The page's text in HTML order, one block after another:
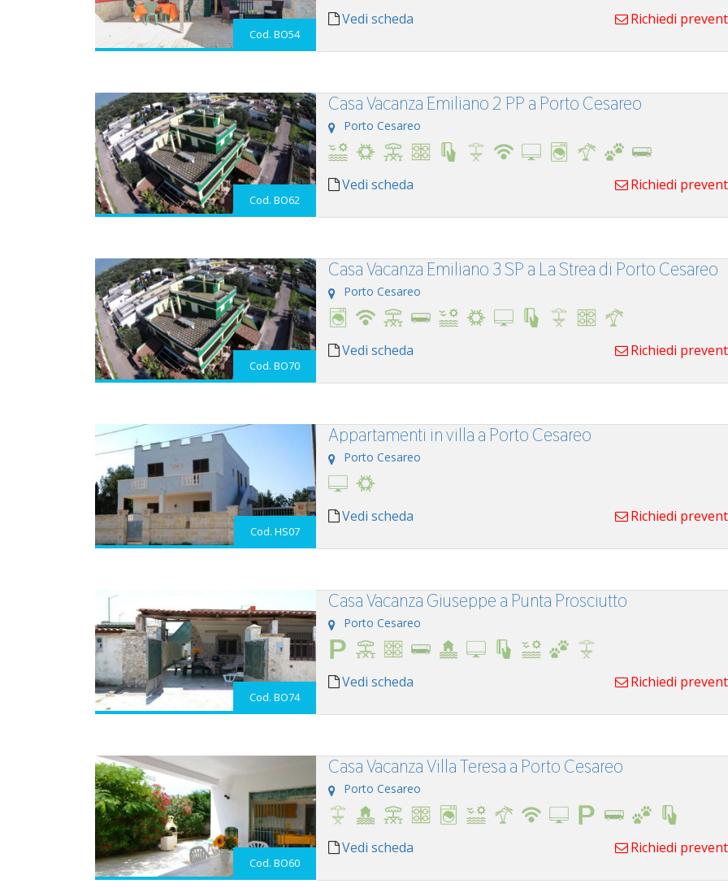
Cod. BO54
Vedi scheda Richiedi
Cod. BO62
Casa Vacanza Emiliano 2 PP a Porto Cesareo
Porto Cesareo
Vedi scheda Richiedi
Cod. BO70
Casa Vacanza Emiliano 3 SP a La Strea di Porto Cesareo
Porto Cesareo
Vedi scheda Richiedi
Cod. HS07
Appartamenti in villa a Porto Cesareo
Porto Cesareo
Vedi scheda Richiedi
Cod. BO74
Casa Vacanza Giuseppe a Punta Prosciutto
Porto Cesareo
Vedi scheda Richiedi
Cod. BO60
Casa Vacanza Villa Teresa a Porto Cesareo
Porto Cesareo
Vedi scheda Richiedi